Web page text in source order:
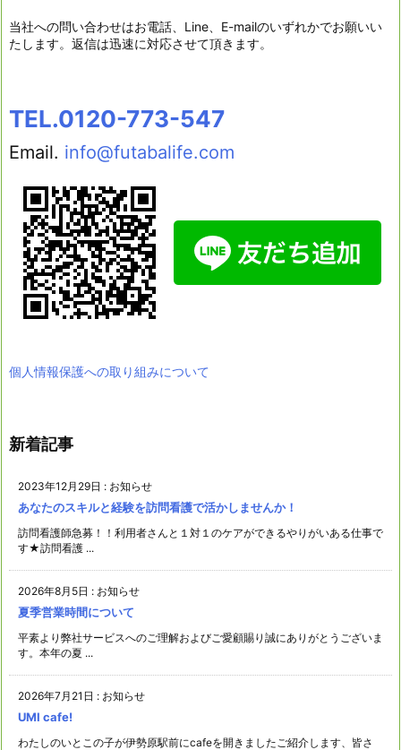
当社への問い合わせはお電話、Line、E-mailのいずれかでお願いい
たします。返信は迅速に対応させて頂きます。
TEL.0120-773-547
Email. info@futabalife.com
個人情報保護への取り組みについて
新着記事
2023年12月29日 : お知らせ
あなたのスキルと経験を訪問看護で活かしませんか！
訪問看護師急募！！利用者さんと１対１のケアができるやりがいある仕事で
す★訪問看護 ...
2026年8月5日 : お知らせ
夏季営業時間について
平素より弊社サービスへのご理解およびご愛顧賜り誠にありがとうございま
す。本年の夏 ...
2026年7月21日 : お知らせ
UMI cafe!
わたしのいとこの子が伊勢原駅前にcafeを開きましたご紹介します、皆さ